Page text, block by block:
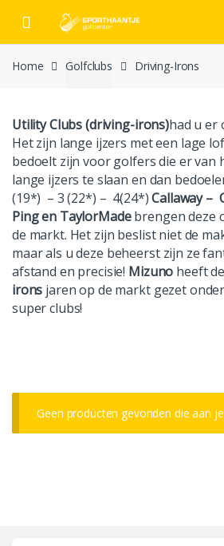
navigation
content
Home Golfclubs Driving-Irons
Utility Clubs (driving-irons)had u er
Het zijn lange ijzers met een lage
bedoelt zijn voor golfers die er van
lange ijzers te slaan en dan
(19*) – 3 (22*) – 4(24*)Callaway –
Pingen TaylorMadebrengen deze
de markt. Het zijn beslist niet de
maar als u deze beheerst zijn ze
afstand en precisie! Mizuno heeft
irons jaren op de markt gezet
super clubs!
Geen producten gevonden die aan